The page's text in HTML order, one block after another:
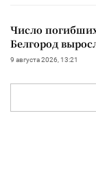
Число
Белгород
9 августа 2026, 13:21